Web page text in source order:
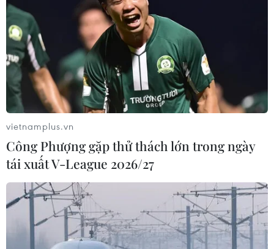
vietnamplus.vn
Công Phượng gặp thử thách lớn trong ngày
tái xuất V-League 2026/27